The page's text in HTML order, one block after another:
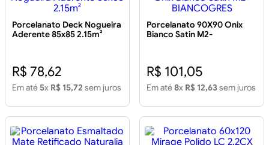
Porcelanato Deck Nogueira
Aderente 85x85 2.15m²
R$ 78,62
Em até 5x R$ 15,72 sem juros
Porcelanato 90X90 Onix
Bianco Satin M2-
R$ 101,05
Em até8x R$ 12,63sem juros